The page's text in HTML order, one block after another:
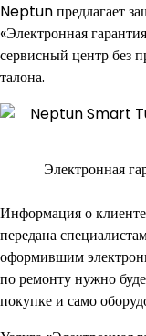
Neptun предлагает
«Электронная
сервисный центр без
талона.
Электронная
Информация о
передана
оформившим
по ремонту нужно
покупке и само